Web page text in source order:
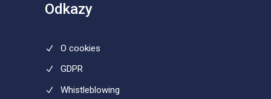
Odkazy
O cookies
GDPR
Whistleblowing